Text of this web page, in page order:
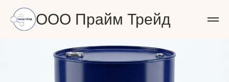
ООО Прайм Трейд